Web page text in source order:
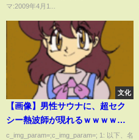
マ:2009年4月1...
文化
【画像】男性サウナに、超セク
シー熱波師が現れるｗｗｗｗｗ
ｗ
c_img_param=;c_img_param=; 1: 以下、名